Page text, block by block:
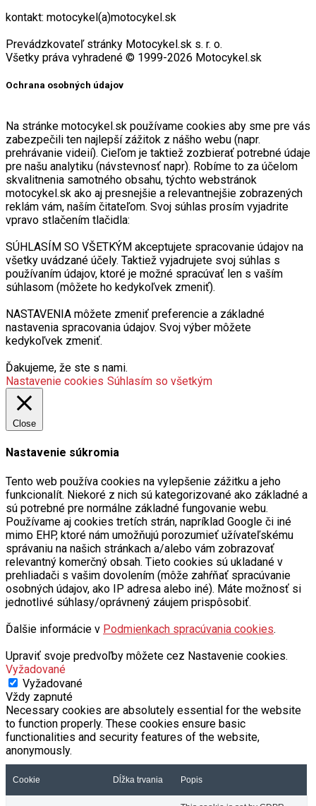
kontakt: motocykel(a)motocykel.sk
Prevádzkovateľ stránky Motocykel.sk s. r. o.
Všetky práva vyhradené © 1999-2026 Motocykel.sk
Ochrana osobných údajov
Na stránke motocykel.sk používame cookies aby sme pre vás
zabezpečili ten najlepší zážitok z nášho webu (napr.
prehrávanie videií). Cieľom je taktiež zozbierať potrebné údaje
pre našu analytiku (návstevnosť napr). Robíme to za účelom
skvalitnenia samotného obsahu, týchto webstránok
motocykel.sk ako aj presnejšie a relevantnejšie zobrazených
reklám vám, naším čitateľom. Svoj súhlas prosím vyjadrite
vpravo stlačením tlačidla:
SÚHLASÍM SO VŠETKÝM akceptujete spracovanie údajov na
všetky uvádzané účely. Taktiež vyjadrujete svoj súhlas s
používaním údajov, ktoré je možné spracúvať len s vaším
súhlasom (môžete ho kedykoľvek zmeniť).
NASTAVENIA môžete zmeniť preferencie a základné
nastavenia spracovania údajov. Svoj výber môžete
kedykoľvek zmeniť.
Ďakujeme, že ste s nami.
Nastavenie cookies Súhlasím so všetkým
Close
Nastavenie súkromia
Tento web používa cookies na vylepšenie zážitku a jeho
funkcionalít. Niekoré z nich sú kategorizované ako základné a
sú potrebné pre normálne základné fungovanie webu.
Používame aj cookies tretích strán, napríklad Google či iné
mimo EHP, ktoré nám umožňujú porozumieť užívateľskému
správaniu na našich stránkach a/alebo vám zobrazovať
relevantný komerčný obsah. Tieto cookies sú ukladané v
prehliadači s vašim dovolením (môže zahŕňať spracúvanie
osobných údajov, ako IP adresa alebo iné). Máte možnosť si
jednotlivé súhlasy/oprávnený záujem prispôsobiť.
Ďalšie informácie v Podmienkach spracúvania cookies.
Upraviť svoje predvoľby môžete cez Nastavenie cookies.
Vyžadované
Vyžadované
Vždy zapnuté
Necessary cookies are absolutely essential for the website
to function properly. These cookies ensure basic
functionalities and security features of the website,
anonymously.
Cookie Dĺžka trvania Popis